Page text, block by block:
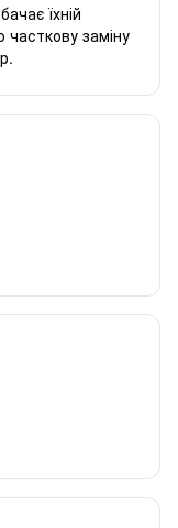
їхній
часткову заміну